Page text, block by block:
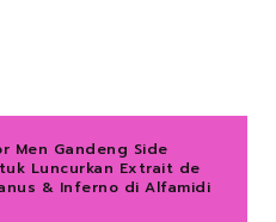
Men Gandeng Side
Luncurkan Extrait de
& Inferno di Alfamidi